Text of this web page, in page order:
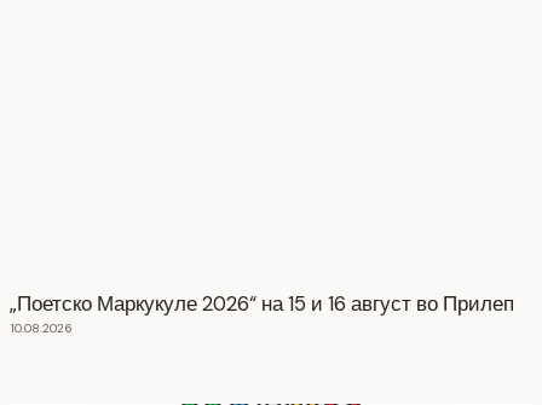
„Поетско Маркукуле 2026“ на 15 и 16 август во Прилеп
10.08.2026